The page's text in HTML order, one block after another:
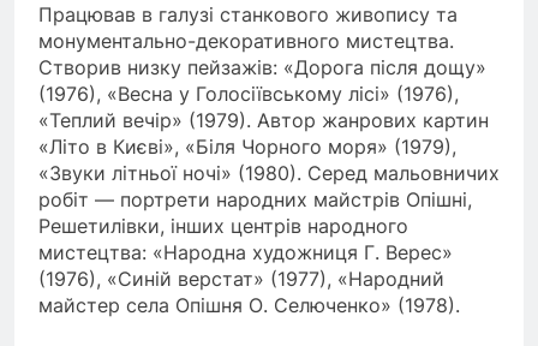
Працював в галузі станкового живопису та
монументально-декоративного мистецтва.
Створив низку пейзажів: «Дорога після дощу»
(1976), «Весна у Голосіївському лісі» (1976),
«Теплий вечір» (1979). Автор жанрових картин
«Літо в Києві», «Біля Чорного моря» (1979),
«Звуки літньої ночі» (1980). Серед мальовничих
робіт — портрети народних майстрів Опішні,
Решетилівки, інших центрів народного
мистецтва: «Народна художниця Г. Верес»
(1976), «Синій верстат» (1977), «Народний
майстер села Опішня О. Селюченко» (1978).